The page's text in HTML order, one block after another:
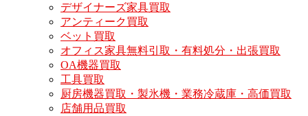
デザイナーズ家具買取
アンティーク買取
ベット買取
オフィス家具無料引取・有料処分・出張買取
OA機器買取
工具買取
厨房機器買取・製氷機・業務冷蔵庫・高価買取
店舗用品買取